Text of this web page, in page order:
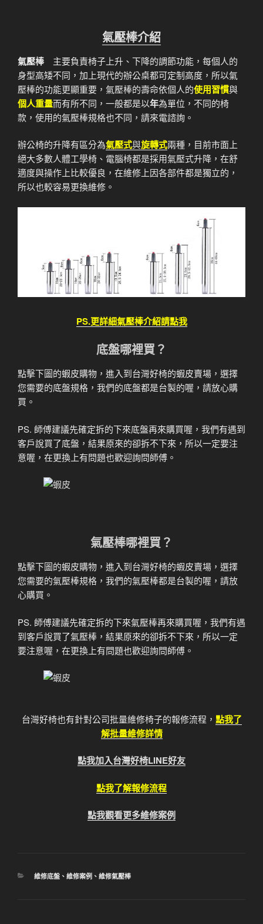
氣壓棒介紹
氣壓棒主要負責椅子上升、下降的調節功能，每個人的
身型高矮不同，加上現代的辦公桌都可定制高度，所以氣
壓棒的功能更顯重要，氣壓棒的壽命依個人的使用習慣與
個人重量而有所不同，一般都是以年為單位，不同的椅
款，使用的氣壓棒規格也不同，請來電諮詢。
辦公椅的升降有區分為氣壓式與旋轉式兩種，目前市面上
絕大多數人體工學椅、電腦椅都是採用氣壓式升降，在舒
適度與操作上比較優良，在維修上因各部件都是獨立的，
所以也較容易更換維修。
PS.更詳細氣壓棒介紹請點我
底盤哪裡買？
點擊下圖的蝦皮購物，進入到台灣好椅的蝦皮賣場，選擇
您需要的底盤規格，我們的底盤都是台製的喔，請放心購
買。
PS. 師傅建議先確定拆的下來底盤再來購買喔，我們有遇到
客戶說買了底盤，結果原來的卻拆不下來，所以一定要注
意喔，在更換上有問題也歡迎詢問師傅。
氣壓棒哪裡買？
點擊下圖的蝦皮購物，進入到台灣好椅的蝦皮賣場，選擇
您需要的氣壓棒規格，我們的氣壓棒都是台製的喔，請放
心購買。
PS. 師傅建議先確定拆的下來氣壓棒再來購買喔，我們有遇
到客戶說買了氣壓棒，結果原來的卻拆不下來，所以一定
要注意喔，在更換上有問題也歡迎詢問師傅。
台灣好椅也有針對公司批量維修椅子的報修流程， 點我了
解批量維修詳情
點我加入台灣好椅LINE好友
點我了解報修流程
點我觀看更多維修案例
分
維修底盤、 維修案例 、 維修氣壓棒